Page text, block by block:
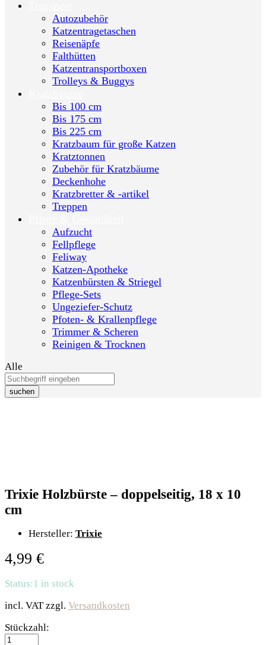
Autozubehör
Katzentragetaschen
Reisenäpfe
Falthütten
Katzentransportboxen
Trolleys & Buggys
Bis 100 cm
Bis 175 cm
Bis 225 cm
Kratzbaum für große Katzen
Kratztonnen
Zubehör für Kratzbäume
Deckenhohe
Kratzbretter & -artikel
Treppen
Aufzucht
Fellpflege
Feliway
Katzen-Apotheke
Katzenbürsten & Striegel
Pflege-Sets
Ungeziefer-Schutz
Pfoten- & Krallenpflege
Trimmer & Scheren
Reinigen & Trocknen
Alle
suchen
Trixie Holzbürste – doppelseitig, 18 x 10
cm
Hersteller: Trixie
4,99 €
Status: 1 in stock
incl. VAT zzgl. Versandkosten
Trixie
Holzbürste
Stückzahl: